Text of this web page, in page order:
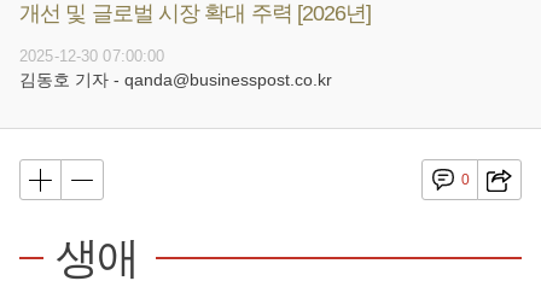
개선 및 글로벌 시장 확대 주력 [2026년]
2025-12-30 07:00:00
김동호 기자 - qanda@businesspost.co.kr
0
생애